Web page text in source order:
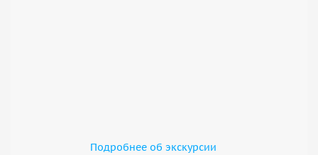
Подробнее об экскурсии